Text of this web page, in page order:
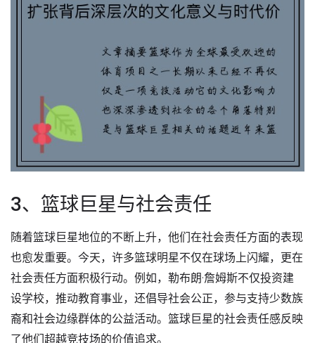
3、篮球巨星与社会责任
随着篮球巨星地位的不断上升，他们在社会责任方面的表现
也愈发重要。今天，许多篮球明星不仅在球场上闪耀，更在
社会责任方面积极行动。例如，勒布朗·詹姆斯不仅投资建
设学校，推动教育事业，还倡导社会公正，参与支持少数族
裔和社会边缘群体的公益活动。篮球巨星的社会责任感反映
了他们超越竞技场的价值追求。